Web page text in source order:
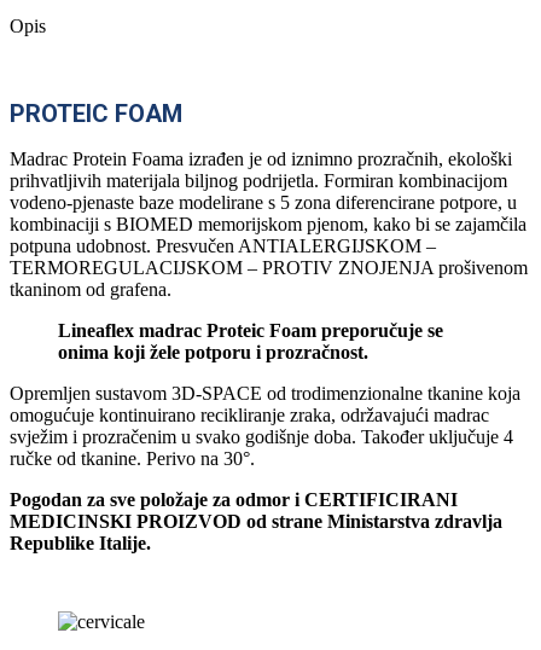
Opis
PROTEIC FOAM
Madrac Protein Foama izrađen je od iznimno prozračnih, ekološki
prihvatljivih materijala biljnog podrijetla. Formiran kombinacijom
vodeno-pjenaste baze modelirane s 5 zona diferencirane potpore, u
kombinaciji s BIOMED memorijskom pjenom, kako bi se zajamčila
potpuna udobnost. Presvučen ANTIALERGIJSKOM –
TERMOREGULACIJSKOM – PROTIV ZNOJENJA prošivenom
tkaninom od grafena.
Lineaflex madrac Proteic Foam preporučuje se
onima koji žele potporu i prozračnost.
Opremljen sustavom 3D-SPACE od trodimenzionalne tkanine koja
omogućuje kontinuirano recikliranje zraka, održavajući madrac
svježim i prozračenim u svako godišnje doba. Također uključuje 4
ručke od tkanine. Perivo na 30°.
Pogodan za sve položaje za odmor i CERTIFICIRANI
MEDICINSKI PROIZVOD od strane Ministarstva zdravlja
Republike Italije.